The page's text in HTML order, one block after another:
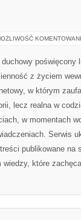
duchowy poświęcony
z życiem
w którym
lecz realna w
w momentach
Serwis
publikowane na
wiedzy, które